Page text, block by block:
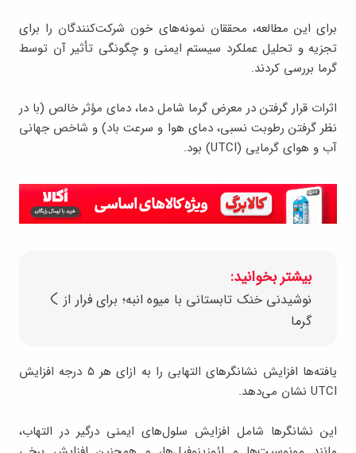
برای این مطالعه، محققان نمونه‌های خون شرکت‌کنندگان را برای
تجزیه و تحلیل عملکرد سیستم ایمنی و چگونگی تأثیر آن توسط
گرما بررسی کردند.
اثرات قرار گرفتن در معرض گرما شامل دما، دمای مؤثر خالص (با در
نظر گرفتن رطوبت نسبی، دمای هوا و سرعت باد) و شاخص جهانی
آب و هوای گرمایی (UTCI) بود.
بیشتر بخوانید:
نوشیدنی خنک تابستانی با میوه انبه؛ برای فرار از
گرما
یافته‌ها افزایش نشانگرهای التهابی را به ازای هر ۵ درجه افزایش
UTCI نشان می‌دهد.
این نشانگرها شامل افزایش سلول‌های ایمنی درگیر در التهاب،